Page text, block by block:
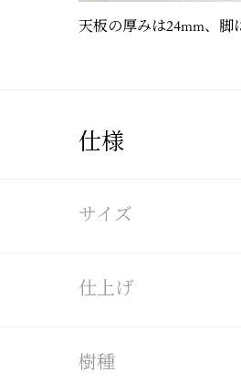
天板の厚みは24mm、脚
仕様
サイズ
仕上げ
樹種